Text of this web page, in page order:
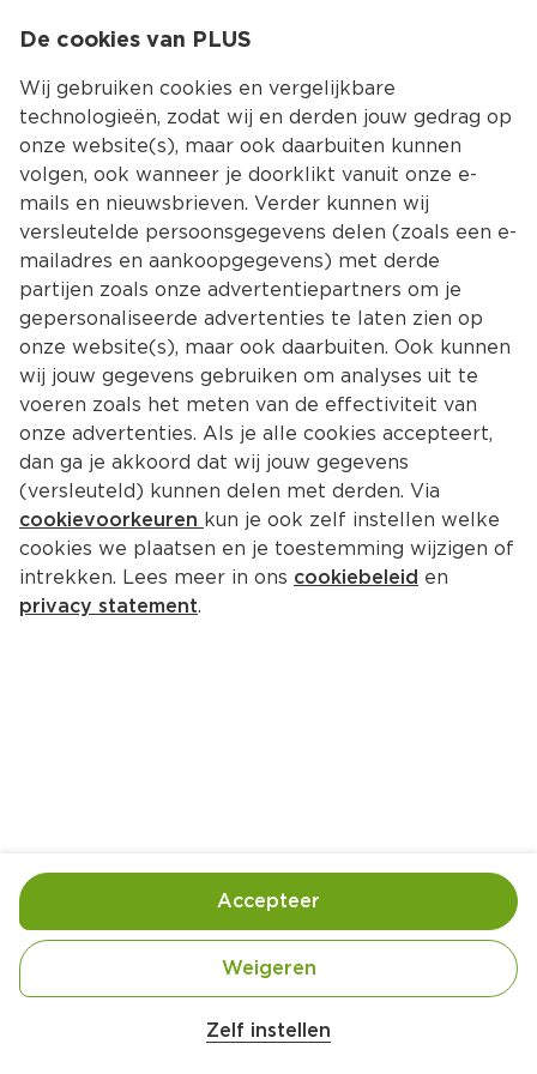
Kies jouw
Ingrediënten Bereiding
De cookies van PLUS
Wij gebruiken cookies en vergelijkbare
technologieën, zodat wij en derden jouw gedrag op
onze website(s), maar ook daarbuiten kunnen
volgen, ook wanneer je doorklikt vanuit onze e-
mails en nieuwsbrieven. Verder kunnen wij
versleutelde persoonsgegevens delen (zoals een e-
mailadres en aankoopgegevens) met derde
partijen zoals onze advertentiepartners om je
gepersonaliseerde advertenties te laten zien op
onze website(s), maar ook daarbuiten. Ook kunnen
wij jouw gegevens gebruiken om analyses uit te
voeren zoals het meten van de effectiviteit van
onze advertenties. Als je alle cookies accepteert,
dan ga je akkoord dat wij jouw gegevens
(versleuteld) kunnen delen met derden. Via
cookievoorkeuren kun je ook zelf instellen welke
cookies we plaatsen en je toestemming wijzigen of
intrekken. Lees meer in ons cookiebeleid en
privacy statement.
Zelf instellen
Weigeren
Accepteer